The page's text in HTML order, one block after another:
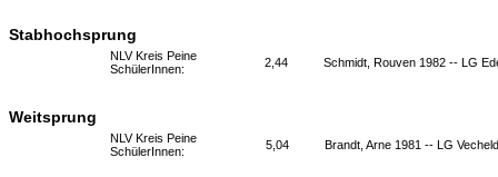
Stabhochsprung
NLV Kreis Peine
SchülerInnen:
2,44 Schmidt, Rouven 1982 -- LG
Weitsprung
NLV Kreis Peine
SchülerInnen:
5,04 Brandt, Arne 1981 -- LG